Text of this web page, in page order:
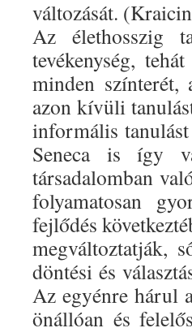
változását.
Az élethosszig
tevékenység,
minden színterét,
azon kívüli
informális
Seneca is így
társadalomban
folyamatosan
fejlődés
megváltoztatják,
döntési és
Az egyénre hárul
önállóan és